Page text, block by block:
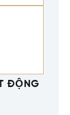
ĐỘNG